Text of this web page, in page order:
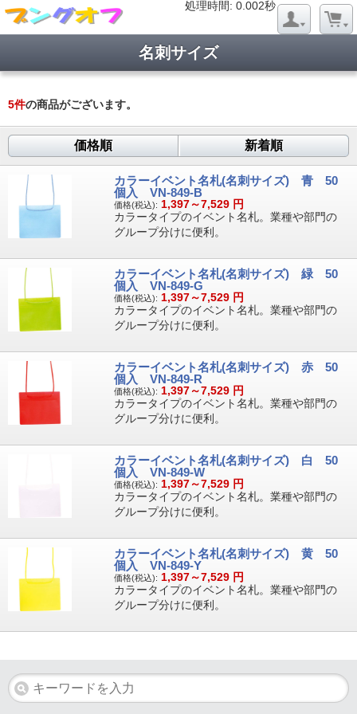
処理時間: 0.002秒
名刺サイズ
5件の商品がございます。
価格順 新着順
カラーイベント名札(名刺サイズ) 青 50
個入 VN-849-B
価格(税込): 1,397～7,529 円
カラータイプのイベント名札。業種や部門の
グループ分けに便利。
カラーイベント名札(名刺サイズ) 緑 50
個入 VN-849-G
価格(税込): 1,397～7,529 円
カラータイプのイベント名札。業種や部門の
グループ分けに便利。
カラーイベント名札(名刺サイズ) 赤 50
個入 VN-849-R
価格(税込): 1,397～7,529 円
カラータイプのイベント名札。業種や部門の
グループ分けに便利。
カラーイベント名札(名刺サイズ) 白 50
個入 VN-849-W
価格(税込): 1,397～7,529 円
カラータイプのイベント名札。業種や部門の
グループ分けに便利。
カラーイベント名札(名刺サイズ) 黄 50
個入 VN-849-Y
価格(税込): 1,397～7,529 円
カラータイプのイベント名札。業種や部門の
グループ分けに便利。
処理時間: 0.017秒